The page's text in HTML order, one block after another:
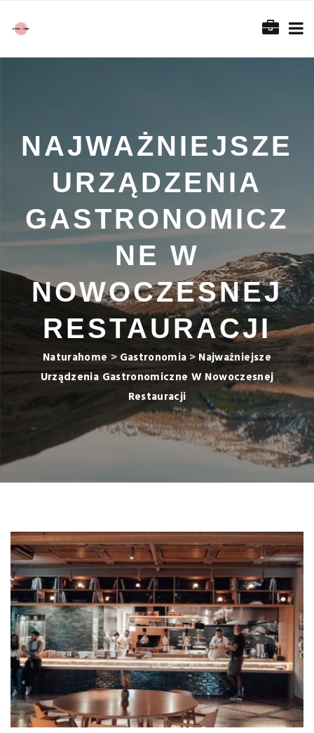
NAJWAŻNIEJSZE
URZĄDZENIA
GASTRONOMICZ
NE W
NOWOCZESNEJ
RESTAURACJI
Naturahome >Gastronomia > Najważniejsze
Urządzenia Gastronomiczne W Nowoczesnej
Restauracji